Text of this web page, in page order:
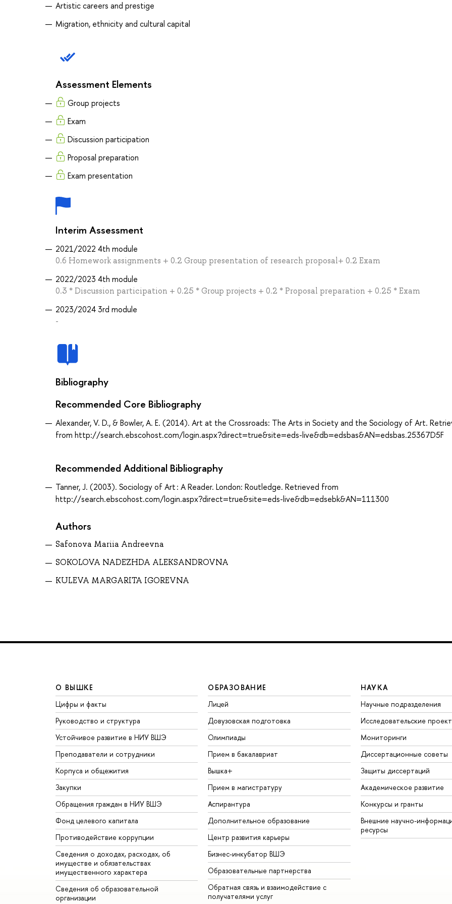
Artistic careers and prestige
Migration, ethnicity and cultural capital
Assessment Elements
Group projects
Exam
Discussion participation
Proposal preparation
Exam presentation
Interim Assessment
2021/2022 4th module
0.6 Homework assignments + 0.2 Group presentation of research proposal+ 0.2 Exam
2022/2023 4th module
0.3 * Discussion participation + 0.25 * Group projects + 0.2 * Proposal preparation + 0.25 * Exam
2023/2024 3rd module
-
Bibliography
Recommended Core Bibliography
Alexander, V. D., & Bowler, A. E. (2014). Art at the Crossroads: The Arts in Society and the Sociology of Art.
from http://search.ebscohost.com/login.aspx?direct=true&site=eds-live&db=edsbas&AN=edsbas.25367D5F
Recommended Additional Bibliography
Tanner, J. (2003). Sociology of Art : A Reader. London: Routledge. Retrieved from
http://search.ebscohost.com/login.aspx?direct=true&site=eds-live&db=edsebk&AN=111300
Authors
Safonova Mariia Andreevna
SOKOLOVA NADEZHDA ALEKSANDROVNA
KULEVA MARGARITA IGOREVNA
О ВЫШКЕ
Цифры и факты
Руководство и структура
Устойчивое развитие в НИУ ВШЭ
Преподаватели и сотрудники
Корпуса и общежития
Закупки
Обращения граждан в НИУ ВШЭ
Фонд целевого капитала
Противодействие коррупции
Сведения о доходах, расходах, об
имуществе и обязательствах
имущественного характера
Сведения об образовательной
организации
ОБРАЗОВАНИЕ
Лицей
Довузовская подготовка
Олимпиады
Прием в бакалавриат
Вышка+
Прием в магистратуру
Аспирантура
Дополнительное образование
Центр развития карьеры
Бизнес-инкубатор ВШЭ
Образовательные партнерства
Обратная связь и взаимодействие с
получателями услуг
НАУКА
Научные подразделения
Исследовательские
Мониторинги
Диссертационные советы
Защиты диссертаций
Академическое развитие
Конкурсы и гранты
Внешние научно-
ресурсы